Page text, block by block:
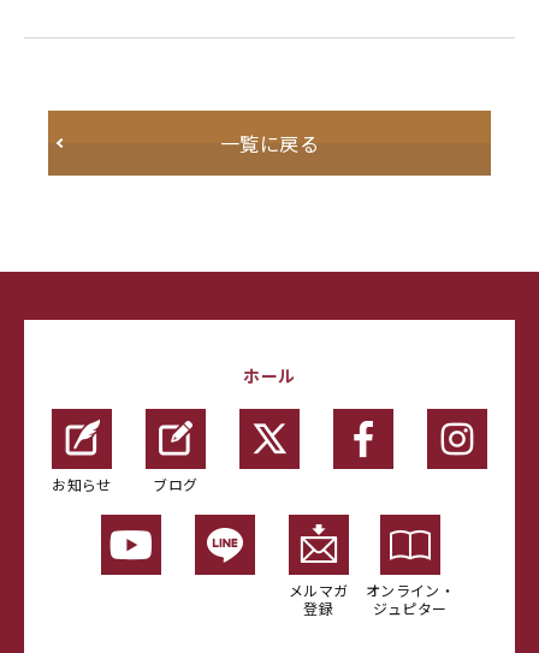
一覧に戻る
ホール
お知らせ ブログ
メルマガ
登録
オンライン・
ジュピター